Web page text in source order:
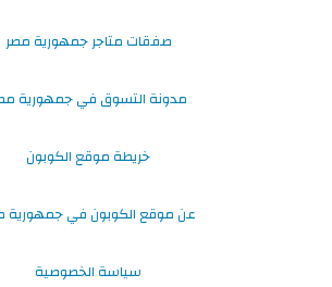
صفقات متاجر جمهورية مصر
مدونة التسوق في جمهورية
خريطة موقع الكوبون
عن موقع الكوبون في جمهورية
سياسة الخصوصية